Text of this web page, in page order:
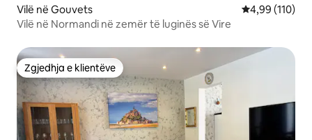
Vilë në Gouvets Vlerësimi
4,99 (110)
Vilë në Normandi në zemër të luginës së Vire
Zgjedhja e klientëve
Zgjedhja e klientëve